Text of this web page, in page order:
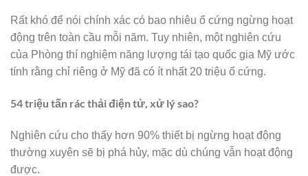
Rất khó để nói chính xác có bao nhiêu ổ cứng ngừng hoạt
động trên toàn cầu mỗi năm. Tuy nhiên, một nghiên cứu
của Phòng thí nghiệm năng lượng tái tạo quốc gia Mỹ ước
tính rằng chỉ riêng ở Mỹ đã có ít nhất 20 triệu ổ cứng.
54 triệu tấn rác thải điện tử, xử lý sao?
Nghiên cứu cho thấy hơn 90% thiết bị ngừng hoạt động
thường xuyên sẽ bị phá hủy, mặc dù chúng vẫn hoạt động
được.